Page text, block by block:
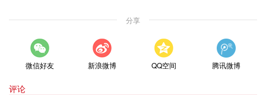
分享
微信好友 新浪微博 QQ空间 腾讯微博
评论